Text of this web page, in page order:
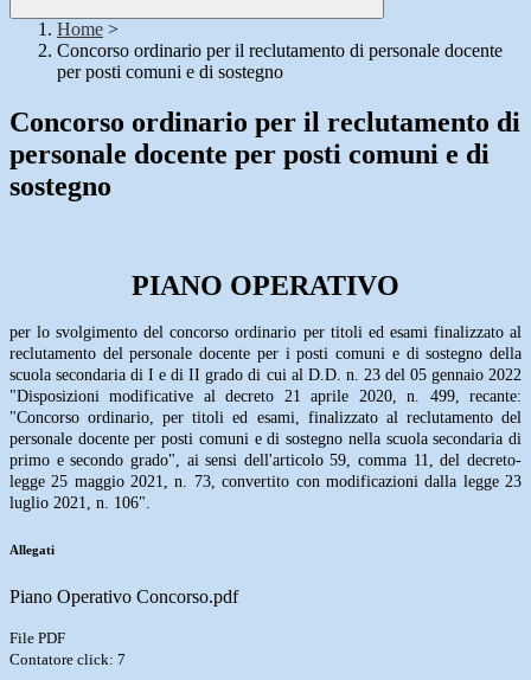
Home >
Concorso ordinario per il reclutamento di personale docente
per posti comuni e di sostegno
Concorso ordinario per il reclutamento di
personale docente per posti comuni e di
sostegno
PIANO OPERATIVO
per lo svolgimento del concorso ordinario per titoli ed esami finalizzato al
reclutamento del personale docente per i posti comuni e di sostegno della
scuola secondaria di I e di II grado di cui al D.D. n. 23 del 05 gennaio 2022
"Disposizioni modificative al decreto 21 aprile 2020, n. 499, recante:
"Concorso ordinario, per titoli ed esami, finalizzato al reclutamento del
personale docente per posti comuni e di sostegno nella scuola secondaria di
primo e secondo grado", ai sensi dell'articolo 59, comma 11, del decreto-
legge 25 maggio 2021, n. 73, convertito con modificazioni dalla legge 23
luglio 2021, n. 106".
Allegati
Piano Operativo Concorso.pdf
File PDF
Contatore click: 7